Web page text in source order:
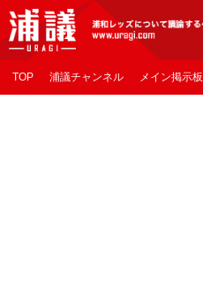
[浦議]浦和レッズについて議論するページ
TOP 浦議チャンネル メイン掲示板